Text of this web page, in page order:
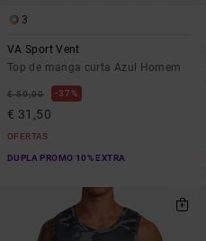
3
VA Sport Vent
Top de manga curta Azul Homem
€ 50,00 37%
€ 31,50
OFERTAS
DUPLA PROMO 10% EXTRA